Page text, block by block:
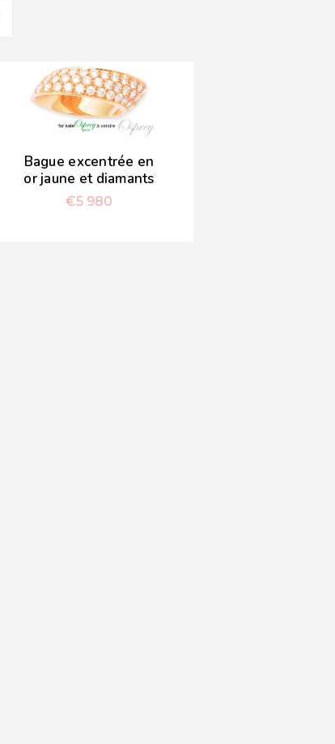
Bague excentrée en
or jaune et diamants
€5 980